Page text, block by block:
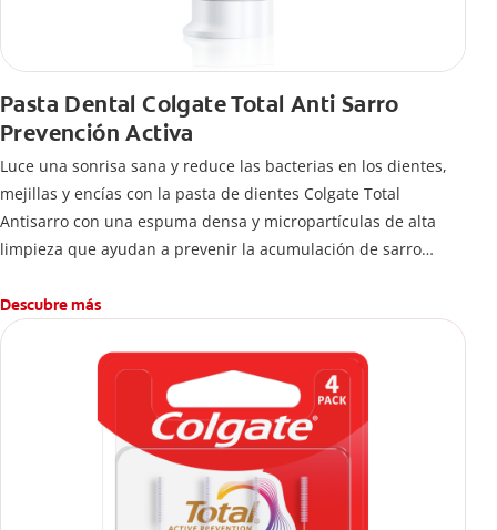
Pasta Dental Colgate Total Anti Sarro
Prevención Activa
Luce una sonrisa sana y reduce las bacterias en los dientes,
mejillas y encías con la pasta de dientes Colgate Total
Antisarro con una espuma densa y micropartículas de alta
limpieza que ayudan a prevenir la acumulación de sarro
Descubre más